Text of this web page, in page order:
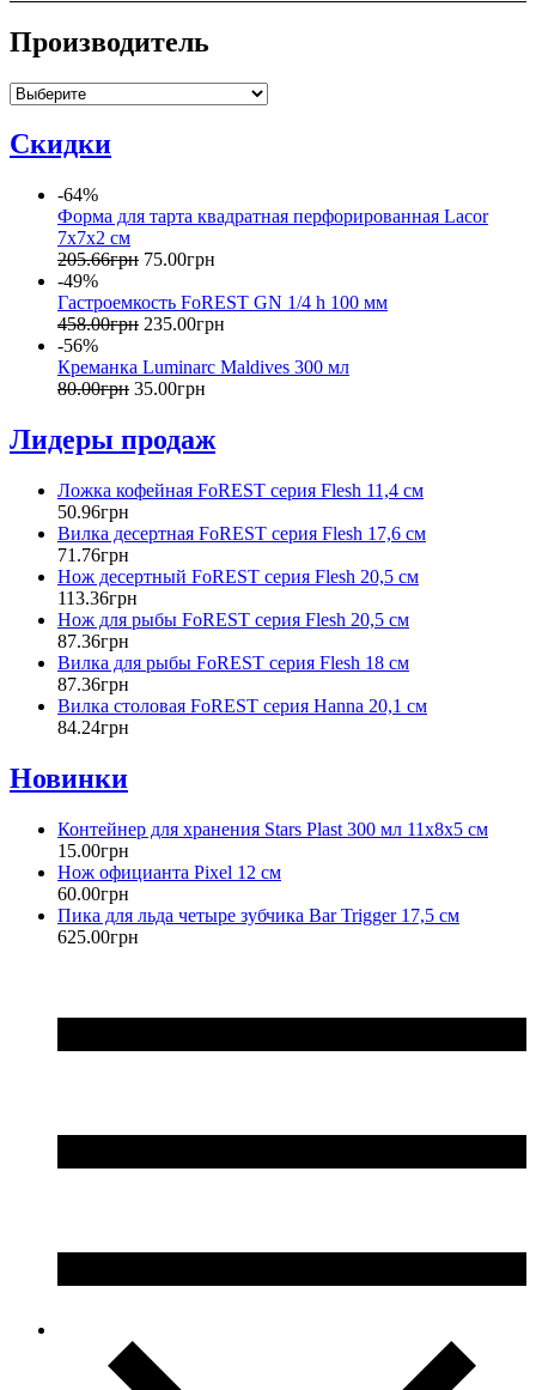
Производитель
Скидки
-64%
Форма для тарта квадратная перфорированная Lacor
7х7х2 см
205.66грн 75.00грн
-49%
Гастроемкость FoREST GN 1/4 h 100 мм
458.00грн 235.00грн
-56%
Креманка Luminarc Maldives 300 мл
80.00грн 35.00грн
Лидеры продаж
Ложка кофейная FoREST серия Flesh 11,4 см
50.96грн
Вилка десертная FoREST серия Flesh 17,6 см
71 .76грн
Нож десертный FoREST серия Flesh 20,5 см
113.36грн
Нож для рыбы FoREST серия Flesh 20,5 см
87.36грн
Вилка для рыбы FoREST серия Flesh 18 см
87.36грн
Вилка столовая FoREST серия Hanna 20,1 см
84.24грн
Новинки
Контейнер для хранения Stars Plast 300 мл 11х8х5 см
15.00грн
Нож официанта Pixel 12 см
60.00грн
Пика для льда четыре зубчика Bar Trigger 17,5 см
625.00грн